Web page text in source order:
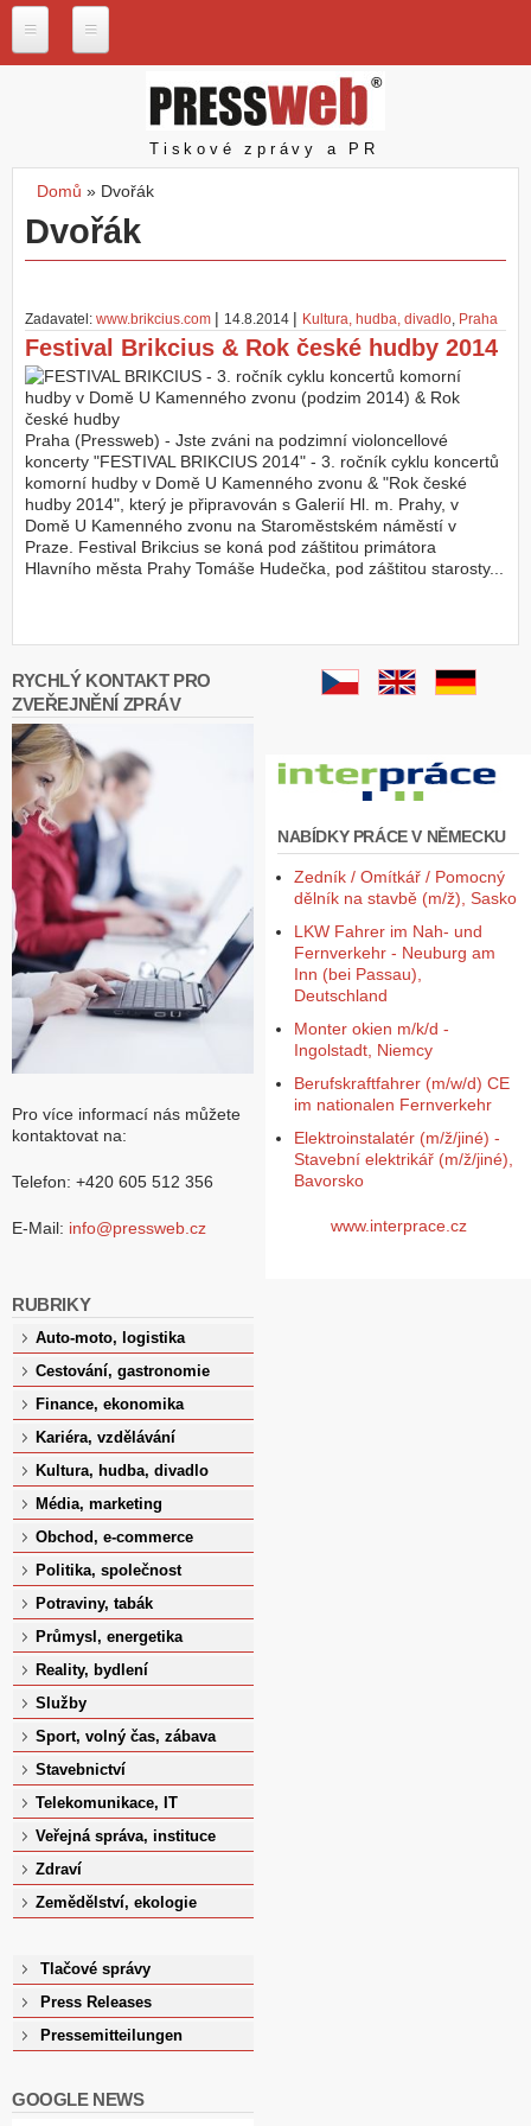
P
e
b
.
c
N
a
š
e
s
l
u
ž
b
y
Z
i
t
ú
č
e
t
Pressweb
Tiskové zprávy a PR
Jste zde
Domů » Dvořák
Dvořák
Zadavatel: www.brikcius.com | 14.8.2014 | Kultura, hudba, divadlo, Praha
Festival Brikcius & Rok české hudby 2014
Praha (Pressweb) - Jste zváni na podzimní violoncellové
koncerty "FESTIVAL BRIKCIUS 2014" - 3. ročník cyklu koncertů
komorní hudby v Domě U Kamenného zvonu & "Rok české
hudby 2014", který je připravován s Galerií Hl. m. Prahy, v
Domě U Kamenného zvonu na Staroměstském náměstí v
Praze. Festival Brikcius se koná pod záštitou primátora
Hlavního města Prahy Tomáše Hudečka, pod záštitou starosty...
RYCHLÝ KONTAKT PRO
ZVEŘEJNĚNÍ ZPRÁV
Pro více informací nás můžete
kontaktovat na:
Telefon: +420 605 512 356
E-Mail: info@pressweb.cz
RUBRIKY
Auto-moto, logistika
Cestování, gastronomie
Finance, ekonomika
Kariéra, vzdělávání
Kultura, hudba, divadlo
Média, marketing
Obchod, e-commerce
Politika, společnost
Potraviny, tabák
Průmysl, energetika
Reality, bydlení
Služby
Sport, volný čas, zábava
Stavebnictví
Telekomunikace, IT
Veřejná správa, instituce
Zdraví
Zemědělství, ekologie
Tlačové správy
Press Releases
Pressemitteilungen
GOOGLE NEWS
NABÍDKY PRÁCE V NĚMECKU
Zedník / Omítkář / Pomocný
dělník na stavbě (m/ž), Sasko
LKW Fahrer im Nah- und
Fernverkehr - Neuburg am
Inn (bei Passau),
Deutschland
Monter okien m/k/d -
Ingolstadt, Niemcy
Berufskraftfahrer (m/w/d) CE
im nationalen Fernverkehr
Elektroinstalatér (m/ž/jiné) -
Stavební elektrikář (m/ž/jiné),
Bavorsko
www.interprace.cz